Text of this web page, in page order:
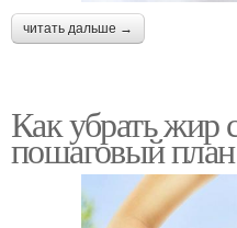
читать дальше →
Как убрать жир
пошаговый план